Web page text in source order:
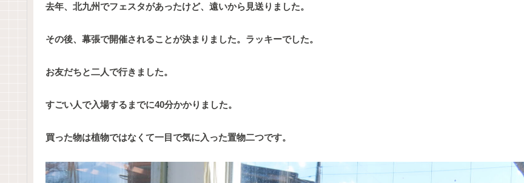
去年、北九州でフェスタがあったけど、遠いから見送りました。
その後、幕張で開催されることが決まりました。ラッキーでした。
お友だちと二人で行きました。
すごい人で入場するまでに40分かかりました。
買った物は植物ではなくて一目で気に入った置物二つです。